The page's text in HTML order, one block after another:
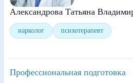
Александрова Татьяна
нарколог психотерапевт
Профессиональная подготовка